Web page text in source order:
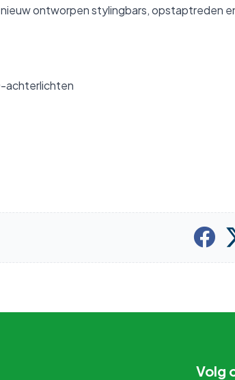
ontworpen stylingbars, opstaptreden
achterlichten
Volg